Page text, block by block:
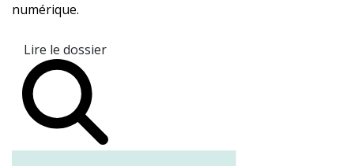
numérique.
Lire le dossier